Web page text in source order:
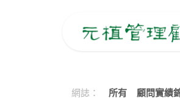
網誌： 所有 顧問實績